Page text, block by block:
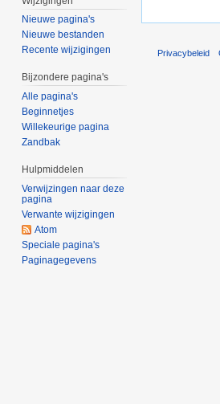
Nieuwe pagina's
Nieuwe bestanden
Recente wijzigingen
Bijzondere pagina's
Alle pagina's
Beginnetjes
Willekeurige pagina
Zandbak
Hulpmiddelen
Verwijzingen naar deze
pagina
Verwante wijzigingen
Atom
Speciale pagina's
Paginagegevens
Privacybeleid